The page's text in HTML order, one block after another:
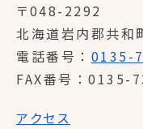
〒048-2292
北海道岩内郡共和
電話番号
0135-
FAX番号
0135-
アクセス